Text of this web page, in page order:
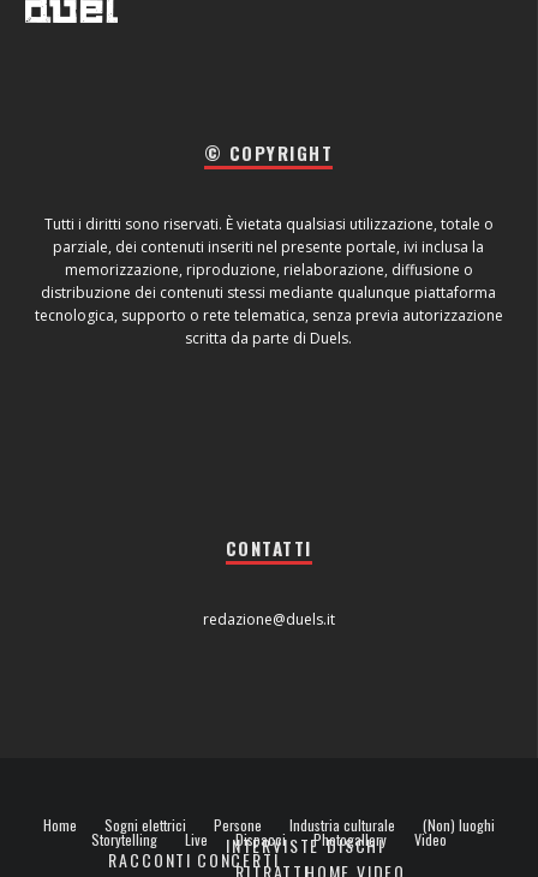
© COPYRIGHT
Tutti i diritti sono riservati. È vietata qualsiasi utilizzazione, totale o
parziale, dei contenuti inseriti nel presente portale, ivi inclusa la
memorizzazione, riproduzione, rielaborazione, diffusione o
distribuzione dei contenuti stessi mediante qualunque piattaforma
tecnologica, supporto o rete telematica, senza previa autorizzazione
scritta da parte di Duels.
CONTATTI
redazione@duels.it
Home Sogni elettrici Persone
INTERVISTE
Industria culturale
DISCHI
(Non) luoghi
Storytelling
RACCONTI
Live
CONCERTI
Dispacci Photogallery Video